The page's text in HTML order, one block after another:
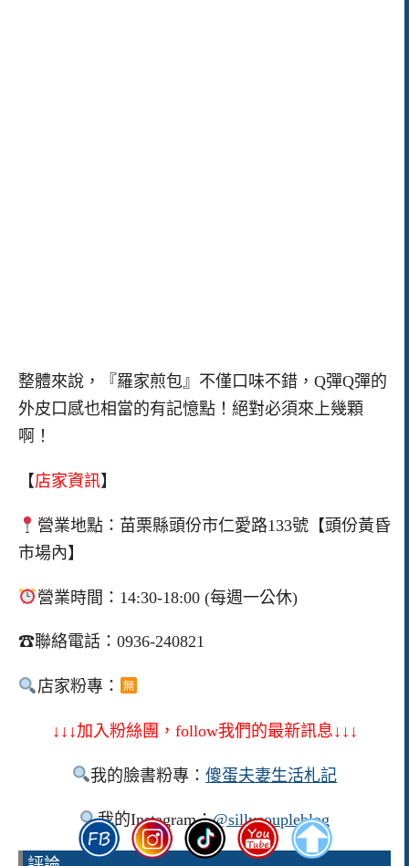
整體來說，『羅家煎包』不僅口味不錯，Q彈Q彈的
外皮口感也相當的有記憶點！絕對必須來上幾顆
啊！
【店家資訊】
營業地點：苗栗縣頭份市仁愛路133號【頭份黃昏
市場內】
營業時間：14:30-18:00 (每週一公休)
☎聯絡電話：0936-240821
店家粉專：
↓↓↓加入粉絲團，follow我們的最新訊息↓↓↓
我的臉書粉專：傻蛋夫妻生活札記
我的Instagram：@sillycoupleblog